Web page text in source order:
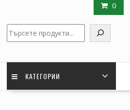
0
КАТЕГОРИИ